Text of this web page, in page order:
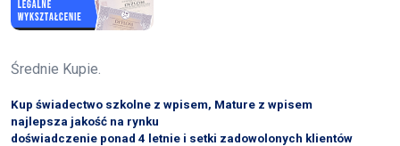
Średnie Kupie.
Kup świadectwo szkolne z wpisem, Mature z wpisem
najlepsza jakość na rynku
doświadczenie ponad 4 letnie i setki zadowolonych klientów